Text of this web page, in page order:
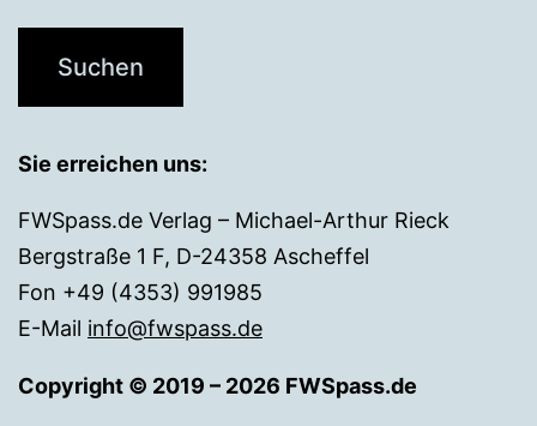
Sie erreichen uns:
FWSpass.de Verlag – Michael-Arthur Rieck
Bergstraße 1 F, D-24358 Ascheffel
Fon +49 (4353) 991985
E-Mail info@fwspass.de
Copyright © 2019 – 2026 FWSpass.de